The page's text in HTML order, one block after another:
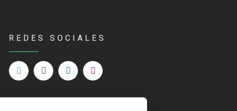
REDES SOCIALES